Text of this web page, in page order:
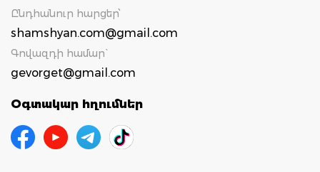
Ընդհանուր հարցեր՝
shamshyan.com@gmail.com
Գովազդի համար`
gevorget@gmail.com
Օգտակար հղումներ